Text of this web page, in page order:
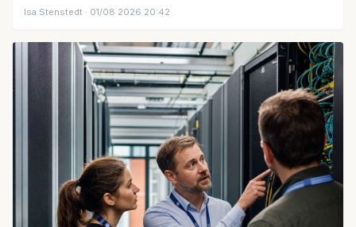
Isa Stenstedt · 01/08 2026 20:42